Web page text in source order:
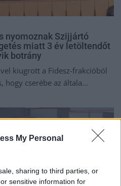
My Personal
sharing to third parties, or
sensitive information for
nyomoznak Szijjártó
miatt 3 év letöltendőt
botrány
kiugrott a Fidesz-frakcióból
hogy cserébe az általa...